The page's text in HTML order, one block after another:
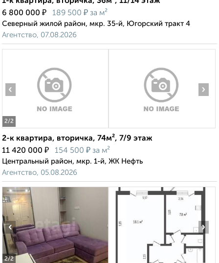
6 800 000 ₽ 189 500 ₽ за м²
Северный жилой район, мкр. 35-й, Югорский тракт 4
Агентство, 07.08.2026
2/2
‹ ›
2-к квартира, вторичка, 74м², 7/9 этаж
11 420 000 ₽ 154 500 ₽ за м²
Центральный район, мкр. 1-й, ЖК Нефть
Агентство, 05.08.2026
2/2
‹ ›